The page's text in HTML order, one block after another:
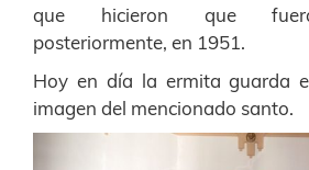
que hicieron que
posteriormente, en 1951.
Hoy en día la ermita guarda
imagen del mencionado santo.